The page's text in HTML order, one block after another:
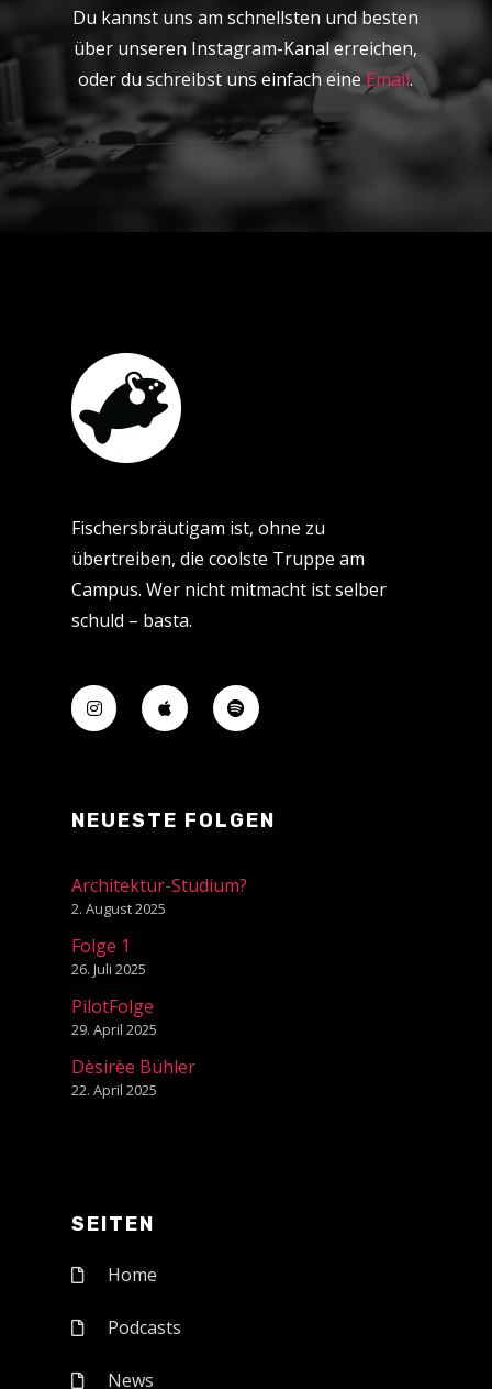
Du kannst uns am schnellsten und besten
über unseren Instagram-Kanal erreichen,
oder du schreibst uns einfach eine Email.
Fischersbräutigam ist, ohne zu
übertreiben, die coolste Truppe am
Campus. Wer nicht mitmacht ist selber
schuld – basta.
NEUESTE FOLGEN
Architektur-Studium?
2. August 2025
Folge 1
26. Juli 2025
PilotFolge
29. April 2025
Dèsirèe Bühler
22. April 2025
SEITEN
Home
Podcasts
News